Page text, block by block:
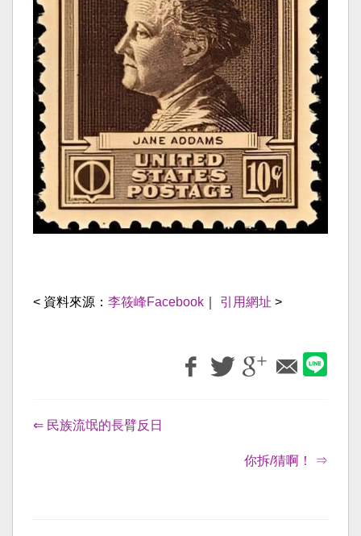
< 資料來源： 李筱峰Facebook 引用網址 >
⇐ 民族流氓的長臂反日
你拆/猜啊！ ⇒